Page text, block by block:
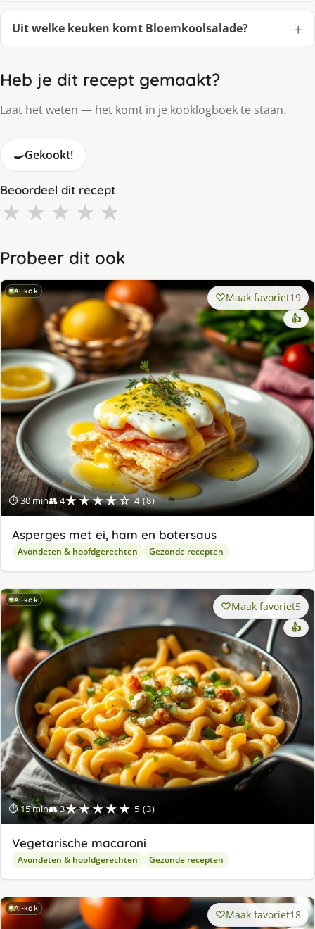
Uit welke keuken komt Bloemkoolsalade?
Heb je dit recept gemaakt?
Laat het weten — het komt in je kooklogboek te staan.
🍳Gekookt!
Beoordeel dit recept
★ ★ ★ ★ ★
Probeer dit ook
AI-kok
⏱ 30 min👥 4★★★★☆ 4 (8)
Maak favoriet19
👍
Asperges met ei, ham en botersaus
Avondeten & hoofdgerechten Gezonde recepten
AI-kok
⏱ 15 min👥 3★★★★★ 5 (3)
Maak favoriet5
👍
Vegetarische macaroni
Avondeten & hoofdgerechten Gezonde recepten
AI-kok Maak favoriet18